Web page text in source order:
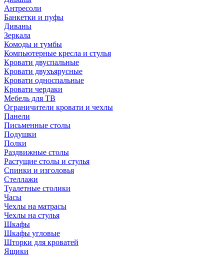
Антресоли
Банкетки и пуфы
Диваны
Зеркала
Комоды и тумбы
Компьютерные кресла и стулья
Кровати двуспальные
Кровати двухъярусные
Кровати односпальные
Кровати чердаки
Мебель для ТВ
Ограничители кровати и чехлы
Панели
Письменные столы
Подушки
Полки
Раздвижные столы
Растущие столы и стулья
Спинки и изголовья
Стеллажи
Туалетные столики
Часы
Чехлы на матрасы
Чехлы на стулья
Шкафы
Шкафы угловые
Шторки для кроватей
Ящики